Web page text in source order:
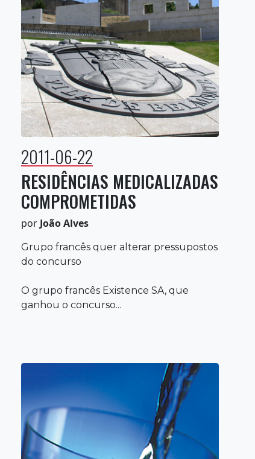
2011-06-22
RESIDÊNCIAS MEDICALIZADAS
COMPROMETIDAS
por João Alves
Grupo francês quer alterar pressupostos
do concurso
O grupo francês Existence SA, que
ganhou o concurso...